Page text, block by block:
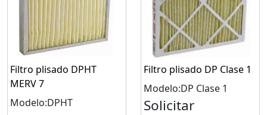
Filtro plisado DPHT
MERV 7
Modelo:DPHT
Filtro plisado DP Clase 1
Modelo:DP Clase 1
Solicitar